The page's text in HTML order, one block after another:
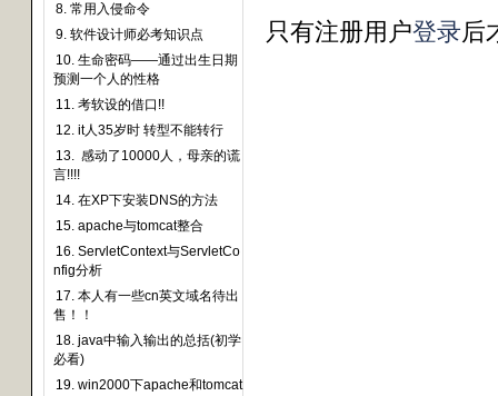
8. 常用入侵命令
9. 软件设计师必考知识点
10. 生命密码——通过出生日期
预测一个人的性格
11. 考软设的借口!!
12. it人35岁时 转型不能转行
13. 感动了10000人，母亲的谎
言!!!!
14. 在XP下安装DNS的方法
15. apache与tomcat整合
16. ServletContext与ServletCo
nfig分析
17. 本人有一些cn英文域名待出
售！！
18. java中输入输出的总括(初学
必看)
19. win2000下apache和tomcat
只有注册用户登录后